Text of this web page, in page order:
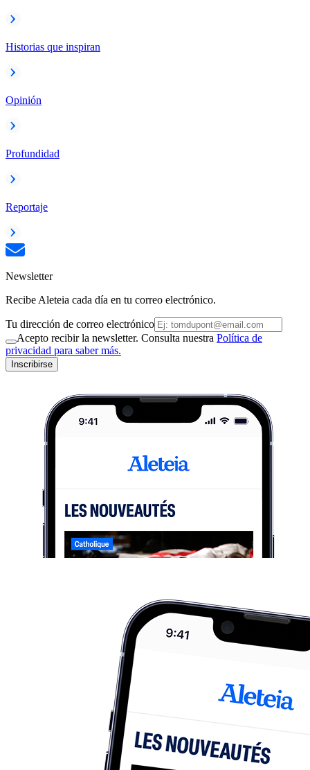
Historias que inspiran
Opinión
Profundidad
Reportaje
Newsletter
Recibe Aleteia cada día en tu correo electrónico.
Tu dirección de correo electrónico
Acepto recibir la newsletter. Consulta nuestra Política de
privacidad para saber más.
Inscribirse